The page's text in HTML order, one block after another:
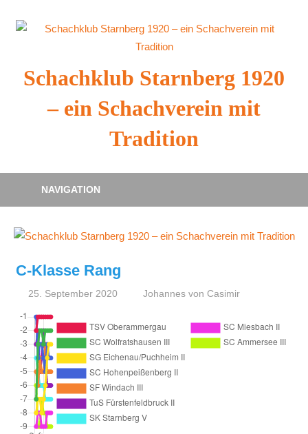
Inhalt
Schachklub Starnberg 1920
– ein Schachverein mit
Tradition
NAVIGATION
C-Klasse Rang
25. September 2020 Johannes von Casimir